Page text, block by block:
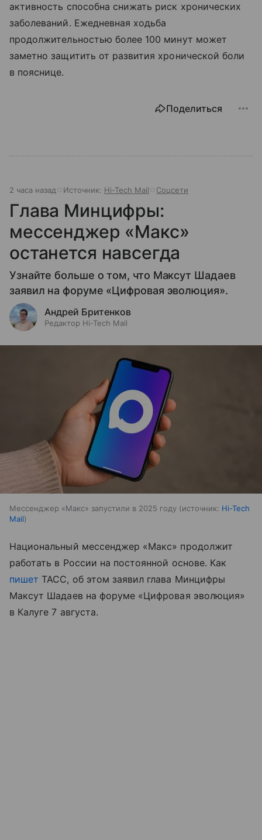
активность способна снижать риск хронических
заболеваний. Ежедневная ходьба
продолжительностью более 100 минут может
заметно защитить от развития хронической боли
в пояснице.
Поделиться
2 часа назад Источник: Hi-Tech Mail Соцсети
Глава Минцифры:
мессенджер «Макс»
останется навсегда
Узнайте больше о том, что Максут Шадаев
заявил на форуме «Цифровая эволюция».
Андрей Бритенков
Редактор Hi-Tech Mail
Мессенджер «Макс» запустили в 2025 году источник: Hi-Tech
Mail
Национальный мессенджер «Макс» продолжит
работать в России на постоянной основе. Как
пишет ТАСС, об этом заявил глава Минцифры
Максут Шадаев на форуме «Цифровая эволюция»
в Калуге 7 августа.